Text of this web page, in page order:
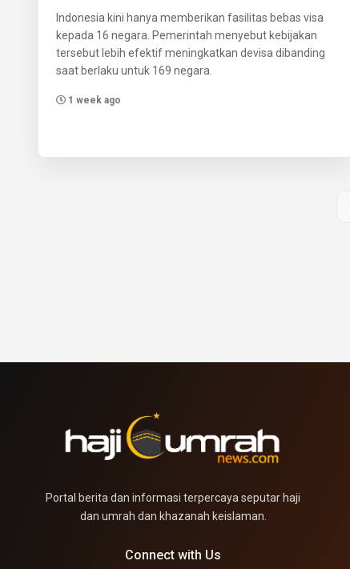
Indonesia kini hanya memberikan fasilitas bebas visa
kepada 16 negara. Pemerintah menyebut kebijakan
tersebut lebih efektif meningkatkan devisa dibanding
saat berlaku untuk 169 negara.
1 week ago
Portal berita dan informasi terpercaya seputar haji
dan umrah dan khazanah keislaman.
Connect with Us